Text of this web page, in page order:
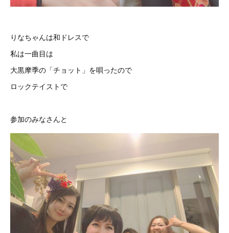
りなちゃんは和ドレスで
私は一曲目は
大黒摩季の「チョット」を唄ったので
ロックテイストで
参加のみなさんと